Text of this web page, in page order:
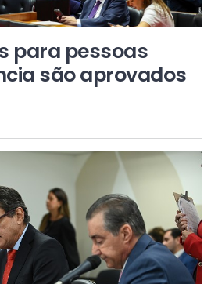
para pessoas
são aprovados